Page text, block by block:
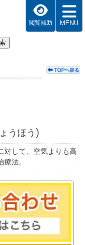
閲覧補助 MENU
うほう)
対して、空気よりも高
法。